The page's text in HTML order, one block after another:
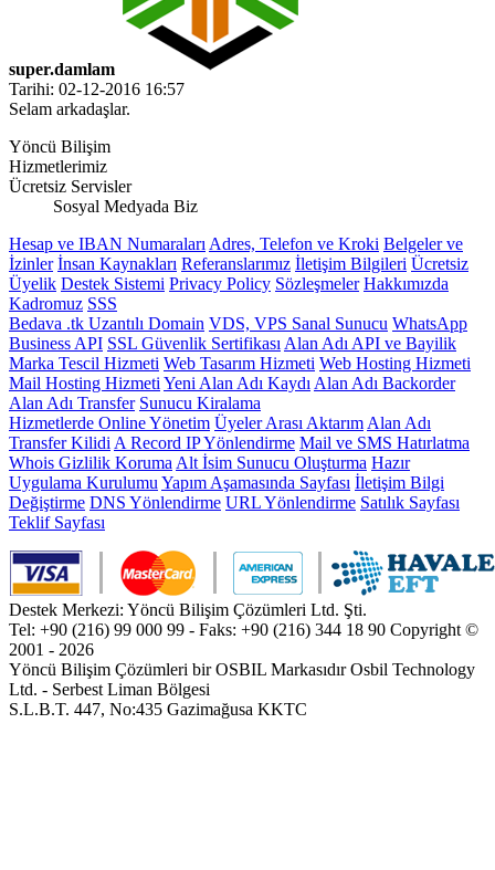
super.damlam
Tarihi: 02-12-2016 16:57
Selam arkadaşlar.
Yöncü Bilişim
Hizmetlerimiz
Ücretsiz Servisler
Sosyal Medyada Biz
Hesap ve IBAN Numaraları Adres, Telefon ve Kroki Belgeler ve
İzinler İnsan Kaynakları Referanslarımız İletişim Bilgileri Ücretsiz
Üyelik Destek Sistemi Privacy Policy Sözleşmeler Hakkımızda
Kadromuz SSS
Bedava .tk Uzantılı Domain VDS, VPS Sanal Sunucu WhatsApp
Business API SSL Güvenlik Sertifikası Alan Adı API ve Bayilik
Marka Tescil Hizmeti Web Tasarım Hizmeti Web Hosting Hizmeti
Mail Hosting Hizmeti Yeni Alan Adı Kaydı Alan Adı Backorder
Alan Adı Transfer Sunucu Kiralama
Hizmetlerde Online Yönetim Üyeler Arası Aktarım Alan Adı
Transfer Kilidi A Record IP Yönlendirme Mail ve SMS Hatırlatma
Whois Gizlilik Koruma Alt İsim Sunucu Oluşturma Hazır
Uygulama Kurulumu Yapım Aşamasında Sayfası İletişim Bilgi
Değiştirme DNS Yönlendirme URL Yönlendirme Satılık Sayfası
Teklif Sayfası
Destek Merkezi: Yöncü Bilişim Çözümleri Ltd. Şti.
Tel: +90 (216) 99 000 99 - Faks: +90 (216) 344 18 90 Copyright ©
2001 - 2026
Yöncü Bilişim Çözümleri bir OSBIL Markasıdır Osbil Technology
Ltd. - Serbest Liman Bölgesi
S.L.B.T. 447, No:435 Gazimağusa KKTC